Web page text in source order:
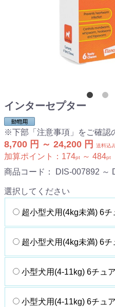
インターセプター
※下部「注意事項」をご確認
8,700 円 ～ 24,200 円 送料込
加算ポイント： 174pt ～ 484pt
商品コード： DIS-007892 ～
選択してください
超小型犬用(4kg未満) 6チ
超小型犬用(4kg未満) 6チ
小型犬用(4-11kg) 6チュ
小型犬用(4-11kg) 6チュ